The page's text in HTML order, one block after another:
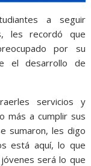
a seguir
les recordó que
por su
el desarrollo de
servicios y
más a cumplir sus
sumaron, les digo
está aquí, lo que
será lo que